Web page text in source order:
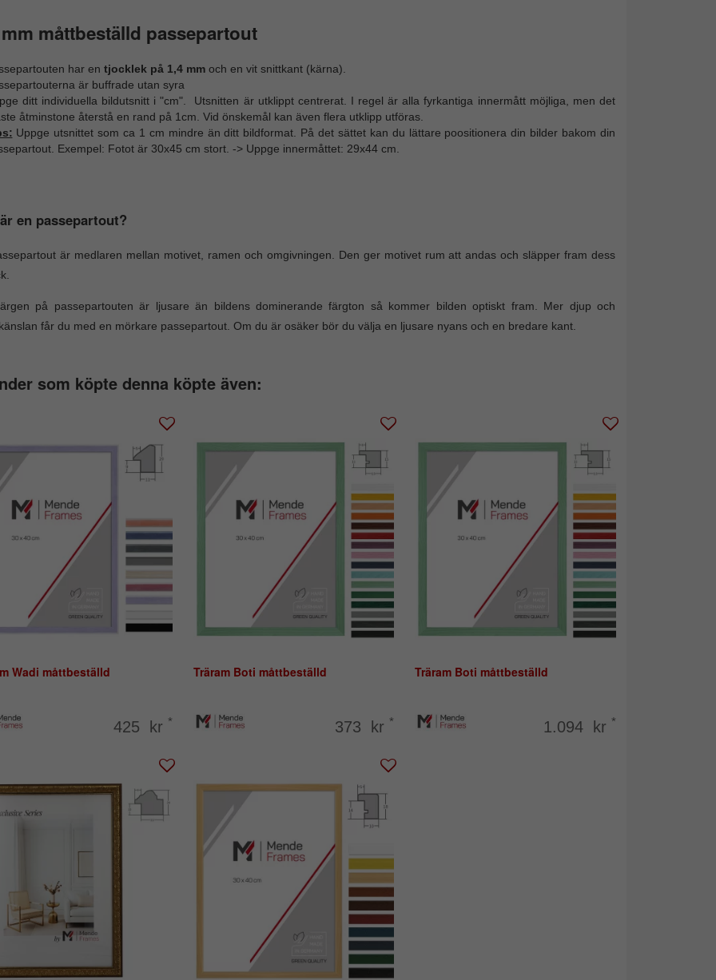
måttbeställd passepartout
har en tjocklek på 1,4 mm och en vit snittkant (kärna).
är buffrade utan syra
ditt individuella bildutsnitt i "cm". Utsnitten är utklippt centrerat. I regel är alla fyrkantiga innermått möjliga, men det
åtminstone återstå en rand på 1cm. Vid önskemål kan även flera utklipp utföras.
Uppge utsnittet som ca 1 cm mindre än ditt bildformat. På det sättet kan du lättare poositionera din bilder bakom din
Exempel: Fotot är 30x45 cm stort. -> Uppge innermåttet: 29x44 cm.
en passepartout?
är medlaren mellan motivet, ramen och omgivningen. Den ger motivet rum att andas och släpper fram dess
på passepartouten är ljusare än bildens dominerande färgton så kommer bilden optiskt fram. Mer djup och
får du med en mörkare passepartout. Om du är osäker bör du välja en ljusare nyans och en bredare kant.
som köpte denna köpte även:
Wadi måttbeställd
425 kr *
Träram Boti måttbeställd
373 kr *
Träram Boti måttbeställd
1.094 kr *